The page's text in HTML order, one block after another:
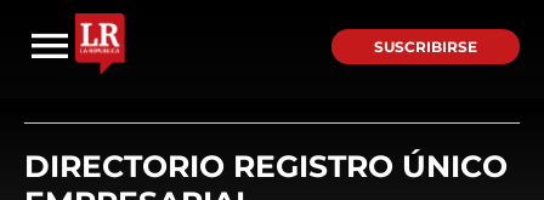
SUSCRIBIRSE
DIRECTORIO REGISTRO ÚNICO